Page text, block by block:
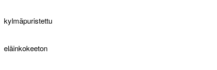
kylmäpuristettu
eläinkokeeton